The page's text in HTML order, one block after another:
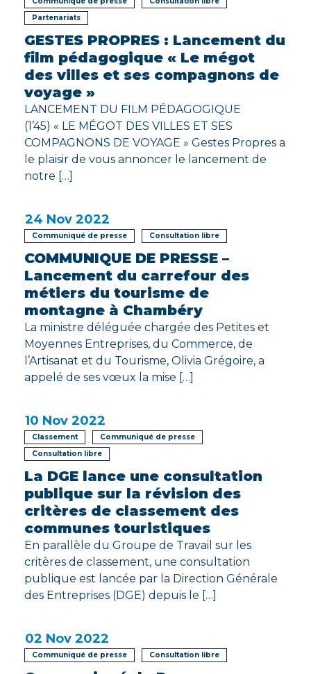
Partenariats
GESTES PROPRES : Lancement du
film pédagogique « Le mégot
des villes et ses compagnons de
voyage »
LANCEMENT DU FILM PÉDAGOGIQUE
(1’45) « LE MÉGOT DES VILLES ET SES
COMPAGNONS DE VOYAGE » Gestes Propres a
le plaisir de vous annoncer le lancement de
notre […]
24 Nov 2022
Communiqué de presse Consultation libre
COMMUNIQUE DE PRESSE –
Lancement du carrefour des
métiers du tourisme de
montagne à Chambéry
La ministre déléguée chargée des Petites et
Moyennes Entreprises, du Commerce, de
l’Artisanat et du Tourisme, Olivia Grégoire, a
appelé de ses vœux la mise […]
10 Nov 2022
Classement
Communiqué de presse
Consultation libre
La DGE lance une consultation
publique sur la révision des
critères de classement des
communes touristiques
En parallèle du Groupe de Travail sur les
critères de classement, une consultation
publique est lancée par la Direction Générale
des Entreprises (DGE) depuis le […]
02 Nov 2022
Communiqué de presse Consultation libre